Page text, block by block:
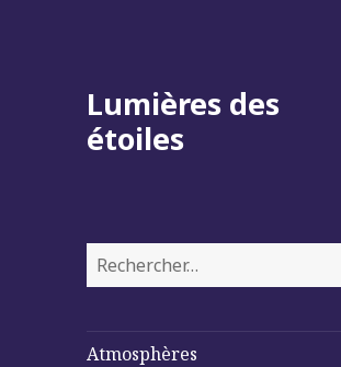
Lumières des
étoiles
Rechercher :
Atmosphères